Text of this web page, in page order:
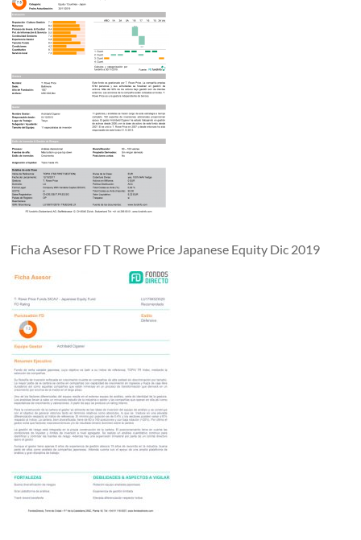
Ficha Asesor FD T Rowe Price Japanese Equity Dic 2019